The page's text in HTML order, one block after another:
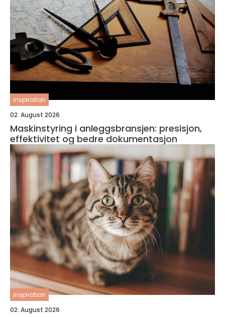
inspiration
02. August 2026
Maskinstyring i anleggsbransjen: presisjon,
effektivitet og bedre dokumentasjon
inspiration
02. August 2026